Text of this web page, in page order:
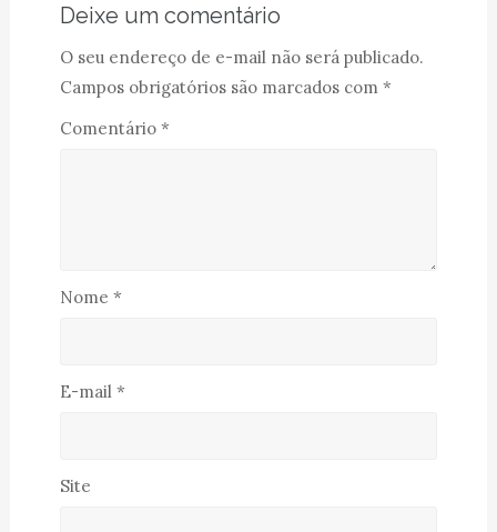
Deixe um comentário
O seu endereço de e-mail não será publicado.
Campos obrigatórios são marcados com *
Comentário *
Nome *
E-mail *
Site